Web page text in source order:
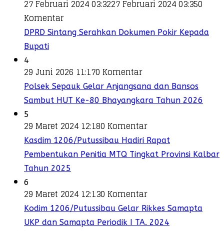
27 Februari 2024 03:3227 Februari 2024 03:350
Komentar
DPRD Sintang Serahkan Dokumen Pokir Kepada
Bupati
4
29 Juni 2026 11:170 Komentar
Polsek Sepauk Gelar Anjangsana dan Bansos
Sambut HUT Ke-80 Bhayangkara Tahun 2026
5
29 Maret 2024 12:180 Komentar
Kasdim 1206/Putussibau Hadiri Rapat
Pembentukan Penitia MTQ Tingkat Provinsi Kalbar
Tahun 2025
6
29 Maret 2024 12:130 Komentar
Kodim 1206/Putussibau Gelar Rikkes Samapta
UKP dan Samapta Periodik I TA. 2024